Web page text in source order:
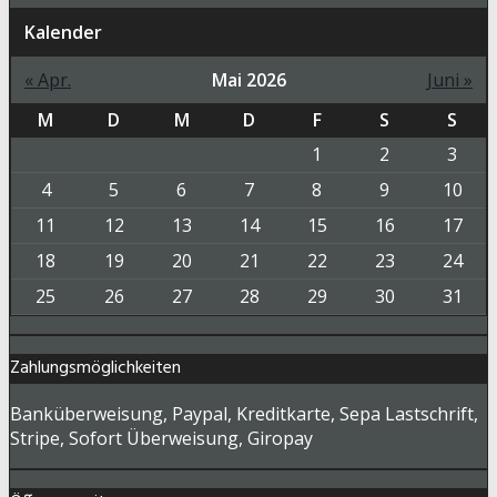
Kalender
« Apr.
Mai 2026
Juni »
M
D M D F S
S
1
2
3
4
5 6 7 8 9
10
11
12 13 14 15 16
17
18
19 20 21 22 23
24
25
26 27 28 29 30 31
Zahlungsmöglichkeiten
Banküberweisung, Paypal, Kreditkarte, Sepa Lastschrift,
Stripe, Sofort Überweisung, Giropay